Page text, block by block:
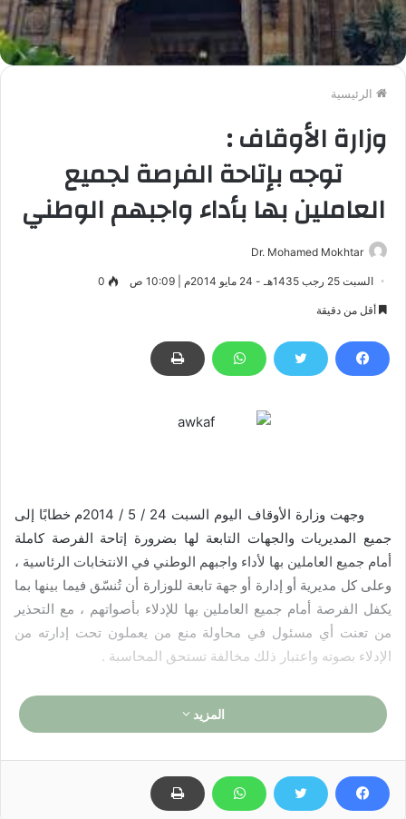
الرئيسية
وزارة الأوقاف :
توجه بإتاحة الفرصة لجميع
العاملين بها بأداء واجبهم الوطني
Dr. Mohamed Mokhtar
السبت 25 رجب 1435هـ - 24 مايو 2014م | 10:09 ص 0
أقل من دقيقة
وجهت وزارة الأوقاف اليوم السبت 24 / 5 / 2014م خطابًا إلى
جميع المديريات والجهات التابعة لها بضرورة إتاحة الفرصة كاملة
أمام جميع العاملين بها لأداء واجبهم الوطني في الانتخابات الرئاسية ،
وعلى كل مديرية أو إدارة أو جهة تابعة للوزارة أن تُنسّق فيما بينها بما
يكفل الفرصة أمام جميع العاملين بها للإدلاء بأصواتهم ، مع التحذير
من تعنت أي مسئول في محاولة منع من يعملون تحت إدارته من
الإدلاء بصوته واعتبار ذلك مخالفة تستحق المحاسبة .
المزيد